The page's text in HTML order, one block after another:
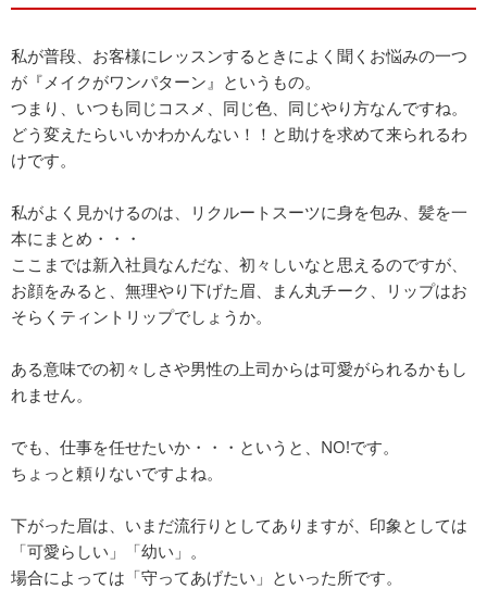
私が普段、お客様にレッスンするときによく聞くお悩みの一つ
が『メイクがワンパターン』というもの。
つまり、いつも同じコスメ、同じ色、同じやり方なんですね。
どう変えたらいいかわかんない！！と助けを求めて来られるわ
けです。
私がよく見かけるのは、リクルートスーツに身を包み、髪を一
本にまとめ・・・
ここまでは新入社員なんだな、初々しいなと思えるのですが、
お顔をみると、無理やり下げた眉、まん丸チーク、リップはお
そらくティントリップでしょうか。
ある意味での初々しさや男性の上司からは可愛がられるかもし
れません。
でも、仕事を任せたいか・・・というと、NO!です。
ちょっと頼りないですよね。
下がった眉は、いまだ流行りとしてありますが、印象としては
「可愛らしい」「幼い」。
場合によっては「守ってあげたい」といった所です。